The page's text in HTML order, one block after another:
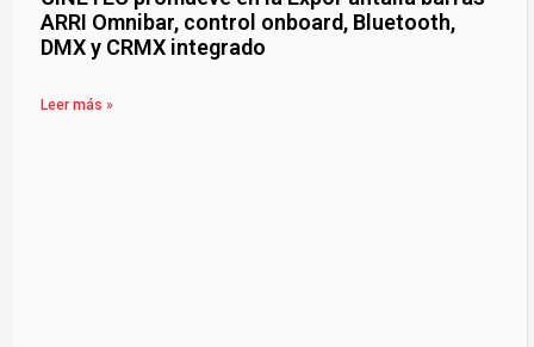
ARRI Omnibar, control onboard, Bluetooth,
DMX y CRMX integrado
Leer más »